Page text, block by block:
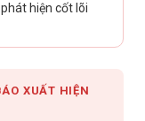
hiện cốt lõi
XUẤT HIỆN